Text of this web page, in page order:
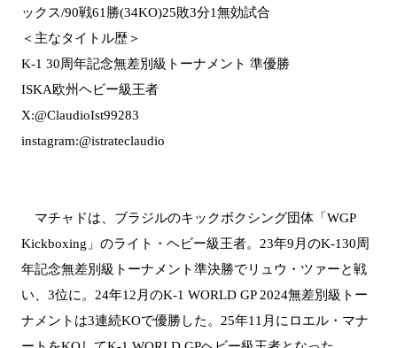
ックス/90戦61勝(34KO)25敗3分1無効試合
＜主なタイトル歴＞
K-1 30周年記念無差別級トーナメント 準優勝
ISKA欧州ヘビー級王者
X:@ClaudioIst99283
instagram:@istrateclaudio
マチャドは、ブラジルのキックボクシング団体「WGP
Kickboxing」のライト・ヘビー級王者。23年9月のK-130周
年記念無差別級トーナメント準決勝でリュウ・ツァーと戦
い、3位に。24年12月のK-1 WORLD GP 2024無差別級トー
ナメントは3連続KOで優勝した。25年11月にロエル・マナ